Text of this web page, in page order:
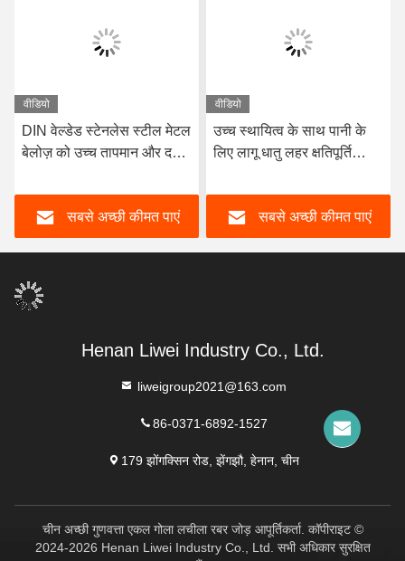
वीडियो
DIN वेल्डेड स्टेनलेस स्टील मेटल
बेलोज़ को उच्च तापमान और दबाव
किया गया है, जो पाइपलाइन की
अखंडता और प्रदर्शन सुनिश्चित
करता है
सबसे अच्छी कीमत पाएं
वीडियो
उच्च स्थायित्व के साथ पानी के
लिए लागू धातु लहर क्षतिपूर्ति
सबसे अच्छी कीमत पाएं
Henan Liwei Industry Co., Ltd.
liweigroup2021@163.com
86-0371-6892-1527
179 झोंगक्सिन रोड, झेंगझौ, हेनान, चीन
चीन अच्छी गुणवत्ता एकल गोला लचीला रबर जोड़ आपूर्तिकर्ता. कॉपीराइट ©
2024-2026 Henan Liwei Industry Co., Ltd. सभी अधिकार सुरक्षित